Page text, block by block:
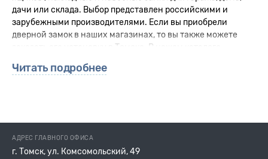
дачи или склада. Выбор представлен российскими и
зарубежными производителями. Если вы приобрели
дверной замок в наших магазинах, то вы также можете
заказать его установку в Томске. В нашем каталоге
деревянных дверей, гаражей, ворот, так же в наличии
keyservice@bk.ru со своими обратными контактами. Осмотр
замка на месте составит 300-500 рублей.
Читать подробнее
АДРЕС ГЛАВНОГО ОФИСА
г. Томск, ул. Комсомольский, 49